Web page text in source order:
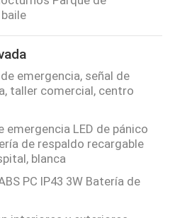
emergencia, señal de
taller comercial, centro
emergencia LED de pánico
de respaldo recargable
blanca
PC IP43 3W Batería de